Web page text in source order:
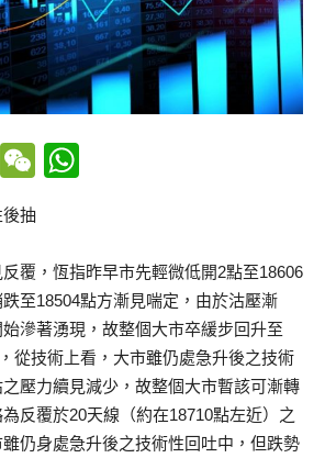
TwitterWeChat
後抽
覆，恆指昨早市先輕微低開2點至18606
至18504點方漸見喘定，由於沽壓漸
滲著湧現，故整個大市卒緩步回升至
從技術上看，大市雖仍處急升後之技術
壓力續見減少，故整個大市暫該可漸轉
反覆於20天線（約在18710點左近）之
仍身處急升後之技術性回吐中，但跌勢